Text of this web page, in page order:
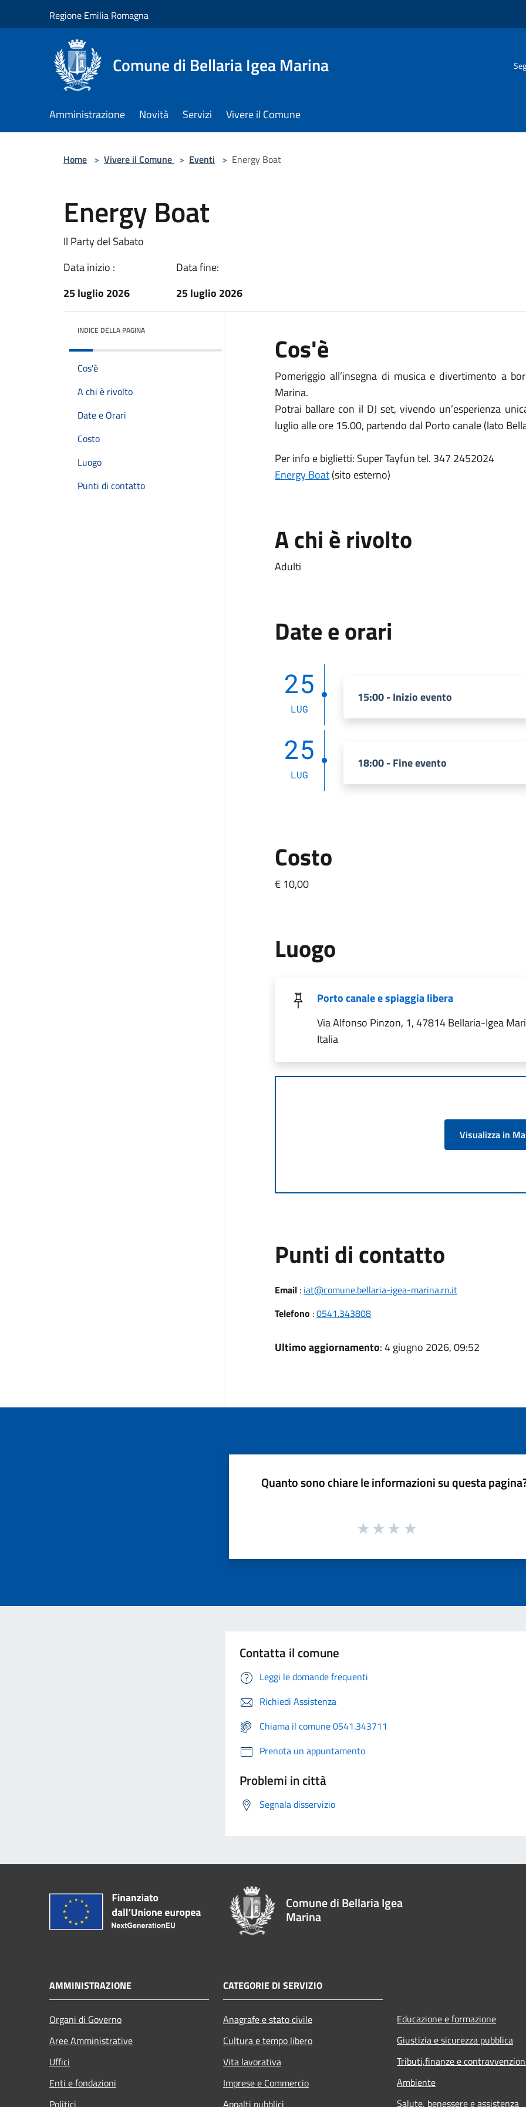
Regione Emilia Romagna
Comune di Bellaria Igea Marina
Amministrazione Novità Servizi Vivere il Comune
Home > Vivere il Comune > Eventi > Energy Boat
Energy Boat
Il Party del Sabato
Data inizio :
25 luglio 2026
Data fine:
25 luglio 2026
INDICE DELLA PAGINA
Cos'è
A chi è rivolto
Date e Orari
Costo
Luogo
Punti di contatto
Cos'è
Pomeriggio all’insegna di musica e divertimento a
Marina.
Potrai ballare con il DJ set, vivendo un’esperienza
luglio alle ore 15.00, partendo dal Porto canale (lato
Per info e biglietti: Super Tayfun tel. 347 2452024
Energy Boat(sito esterno)
A chi è rivolto
Adulti
Date e orari
25
LUG
15:00 - Inizio evento
25
LUG
18:00 - Fine evento
Costo
€ 10,00
Luogo
Porto canale e spiaggia libera
Via Alfonso Pinzon, 1, 47814 Bellaria-Igea
Italia
Visualizza in
Punti di contatto
Email: iat@comune.bellaria-igea-marina.rn.it
Telefono :0541.343808
Ultimo aggiornamento: 4 giugno 2026, 09:52
Quanto sono chiare le informazioni su questa
Contatta il comune
Leggi le domande frequenti
Richiedi Assistenza
Chiama il comune 0541.343711
Prenota un appuntamento
Problemi in città
Segnala disservizio
Comune di Bellaria Igea
Marina
AMMINISTRAZIONE
Organi di Governo
Aree Amministrative
Uffici
Enti e fondazioni
CATEGORIE DI SERVIZIO
Anagrafe e stato civile
Cultura e tempo libero
Vita lavorativa
Imprese e Commercio
Educazione e formazione
Giustizia e sicurezza pubblica
Tributi,finanze e
Ambiente
Salute, benessere e assistenza